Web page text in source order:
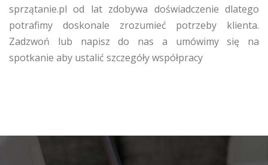
sprzątanie.pl od lat zdobywa doświadczenie dlatego
potrafimy doskonale zrozumieć potrzeby klienta.
Zadzwoń lub napisz do nas a umówimy się na
spotkanie aby ustalić szczegóły współpracy